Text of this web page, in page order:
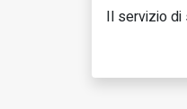
Il servizio di